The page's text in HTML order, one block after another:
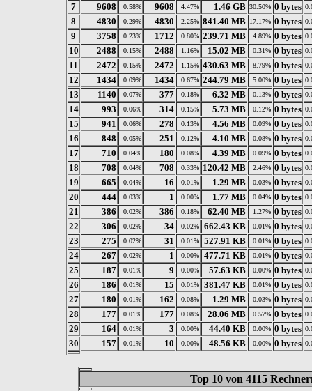
7 9608 0.58% 9608 4.47% 1.46 GB 30.50% 0 bytes
8 4830 0.29% 4830 2.25% 841.40 MB 17.17% 0 bytes
9 3758 0.23% 1712 0.80% 239.71 MB 4.89% 0 bytes
10 2488 0.15% 2488 1.16% 15.02 MB 0.31% 0 bytes
11 2472 0.15% 2472 1.15% 430.63 MB 8.79% 0 bytes
12 1434 0.09% 1434 0.67% 244.79 MB 5.00% 0 bytes
13 1140 0.07% 377 0.18% 6.32 MB 0.13% 0 bytes
14 993 0.06% 314 0.15% 5.73 MB 0.12% 0 bytes
15 941 0.06% 278 0.13% 4.56 MB 0.09% 0 bytes
16 848 0.05% 251 0.12% 4.10 MB 0.08% 0 bytes
17 710 0.04% 180 0.08% 4.39 MB 0.09% 0 bytes
18 708 0.04% 708 0.33% 120.42 MB 2.46% 0 bytes
19 665 0.04% 16 0.01% 1.29 MB 0.03% 0 bytes
20 444 0.03% 1 0.00% 1.77 MB 0.04% 0 bytes
21 386 0.02% 386 0.18% 62.40 MB 1.27% 0 bytes
22 306 0.02% 34 0.02% 662.43 KB 0.01% 0 bytes
23 275 0.02% 31 0.01% 527.91 KB 0.01% 0 bytes
24 267 0.02% 1 0.00% 477.71 KB 0.01% 0 bytes
25 187 0.01% 9 0.00% 57.63 KB 0.00% 0 bytes
26 186 0.01% 15 0.01% 381.47 KB 0.01% 0 bytes
27 180 0.01% 162 0.08% 1.29 MB 0.03% 0 bytes
28 177 0.01% 177 0.08% 28.06 MB 0.57% 0 bytes
29 164 0.01% 3 0.00% 44.40 KB 0.00% 0 bytes
30 157 0.01% 10 0.00% 48.56 KB 0.00% 0 bytes
Top 10 von 4115